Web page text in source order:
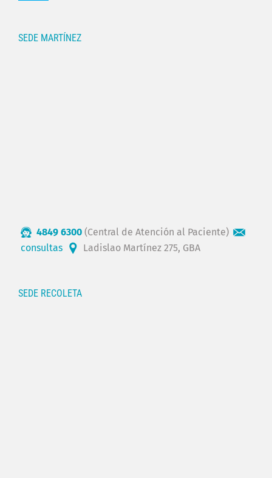
SEDE MARTÍNEZ
4849 6300 (Central de Atención al Paciente)
consultas
Ladislao Martínez 275, GBA
SEDE RECOLETA